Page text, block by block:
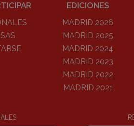
EDICIONES
MADRID 2026
MADRID 2025
MADRID 2024
MADRID 2023
MADRID 2022
MADRID 2021